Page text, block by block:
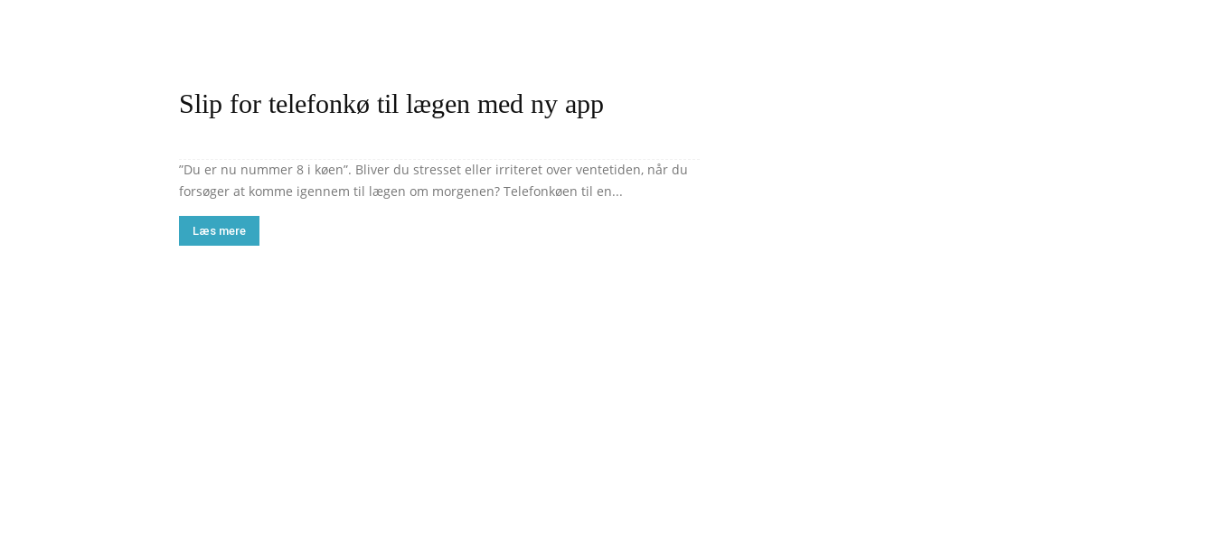
Slip for telefonkø til lægen med ny app
”Du er nu nummer 8 i køen”. Bliver du stresset eller irriteret over ventetiden, når du
forsøger at komme igennem til lægen om morgenen? Telefonkøen til en...
Læs mere